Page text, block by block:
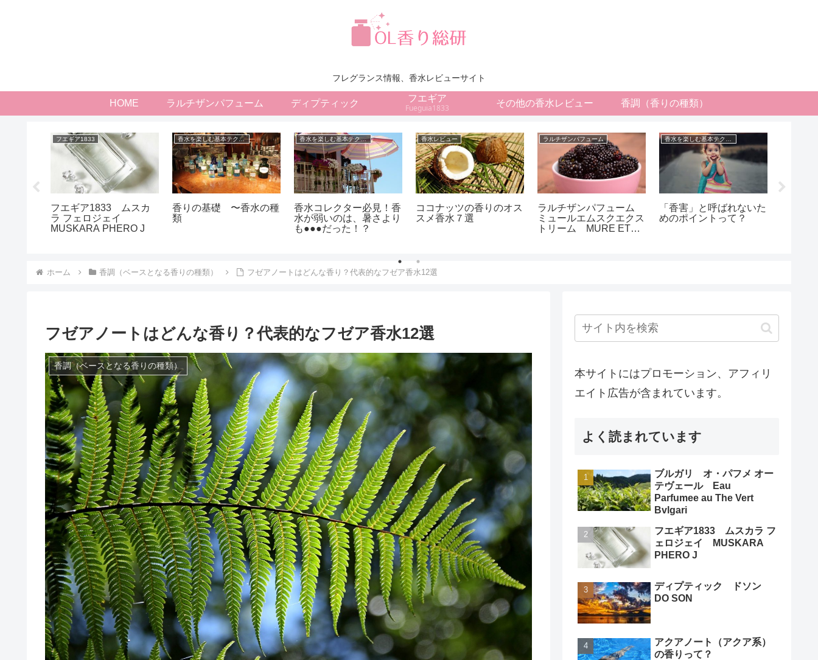
フレグランス情報、香水レビューサイト
HOME ラルチザンパフューム ディプティック
フエギア
Fueguia1833
その他の香水レビュー 香調（香りの種類）
フエギア1833
フエギア1833 ムスカ
ラ フェロジェイ
MUSKARA PHERO J
香水を楽しむ基本テクニック
香りの基礎 〜香水の種
類
香水を楽しむ基本テクニック
香水コレクター必見！香
水が弱いのは、暑さより
も●●●だった！？
香水レビュー
ココナッツの香りのオス
スメ香水７選
ラルチザンパフューム
ラルチザンパフューム
ミュールエムスクエクス
トリーム MURE ET
「香害」と呼ばれないた
めのポイントって？
ホーム 香調（ベースとなる香りの種類） フゼアノートはどんな香り？代表的なフゼア香水12選
フゼアノートはどんな香り？代表的なフゼア香水12選
香調（ベースとなる香りの種類）
本サイトにはプロモーション、アフィリ
エイト広告が含まれています。
よく読まれています
ブルガリ オ・パフメ オー
テヴェール Eau
Parfumee au The Vert
Bvlgari
フエギア1833 ムスカラ フ
ェロジェイ MUSKARA
PHERO J
ディプティック ドソン
DO SON
アクアノート（アクア系）
の香りって？